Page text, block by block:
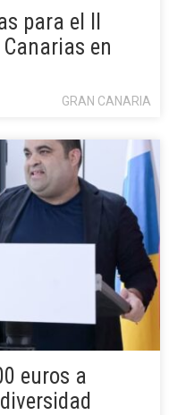
para el II
en
GRAN CANARIA
euros a